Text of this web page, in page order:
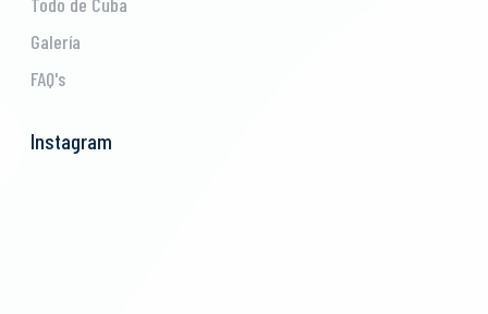
Galería
FAQ's
Instagram